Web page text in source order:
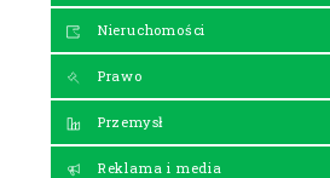
Nieruchomości
Prawo
Przemysł
Reklama i media